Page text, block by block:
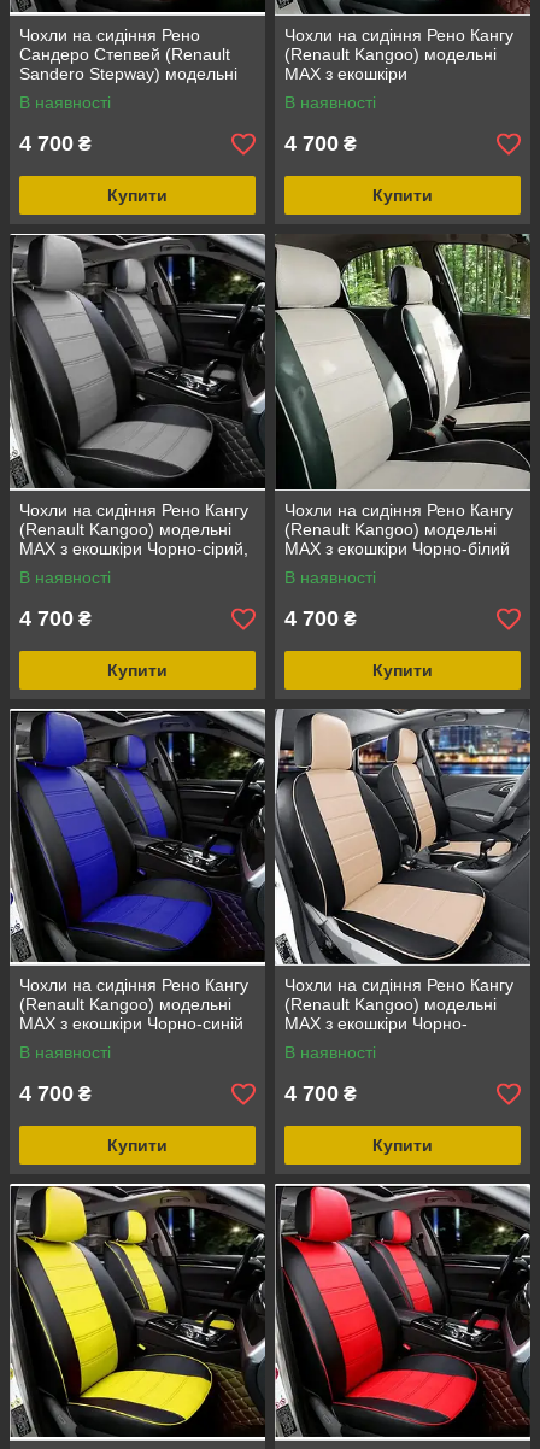
Чохли на сидіння Рено
Сандеро Степвей (Renault
Sandero Stepway) модельні
MAX з екошкіри Чорно-
коричневий
В наявності
4 700 ₴
Купити
Чохли на сидіння Рено Кангу
(Renault Kangoo) модельні
MAX з екошкіри
В наявності
4 700 ₴
Купити
Чохли на сидіння Рено Кангу
(Renault Kangoo) модельні
MAX з екошкіри Чорно-сірий,
графіт
В наявності
4 700 ₴
Купити
Чохли на сидіння Рено Кангу
(Renault Kangoo) модельні
MAX з екошкіри Чорно-білий
В наявності
4 700 ₴
Купити
Чохли на сидіння Рено Кангу
(Renault Kangoo) модельні
MAX з екошкіри Чорно-синій
В наявності
4 700 ₴
Купити
Чохли на сидіння Рено Кангу
(Renault Kangoo) модельні
MAX з екошкіри Чорно-
бежевий
В наявності
4 700 ₴
Купити